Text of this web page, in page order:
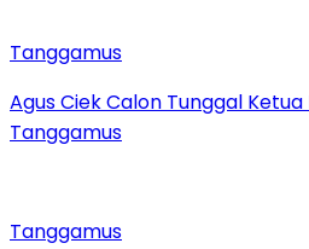
Tanggamus
Agus Ciek Calon Tunggal
Tanggamus
Tanggamus